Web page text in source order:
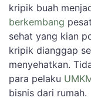
kripik buah
berkembang
sehat yang kian
kripik dianggap
menyehatkan.
para pelaku
bisnis dari rumah.